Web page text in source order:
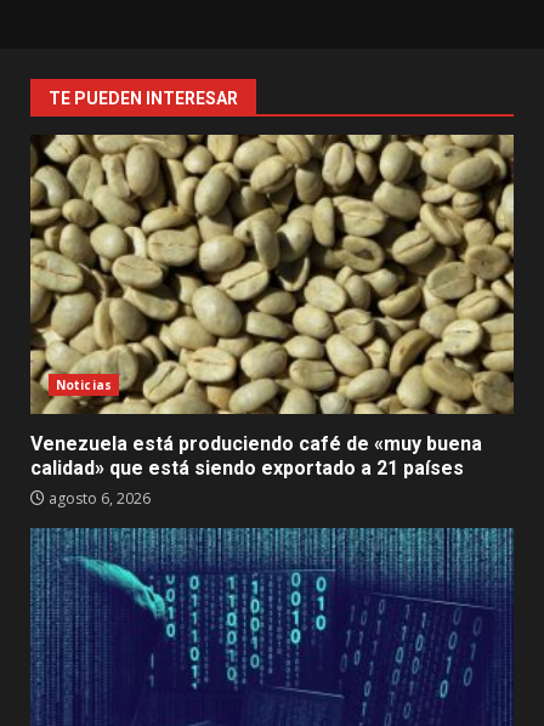
TE PUEDEN INTERESAR
Noticias
Venezuela está produciendo café de «muy buena
calidad» que está siendo exportado a 21 países
agosto 6, 2026